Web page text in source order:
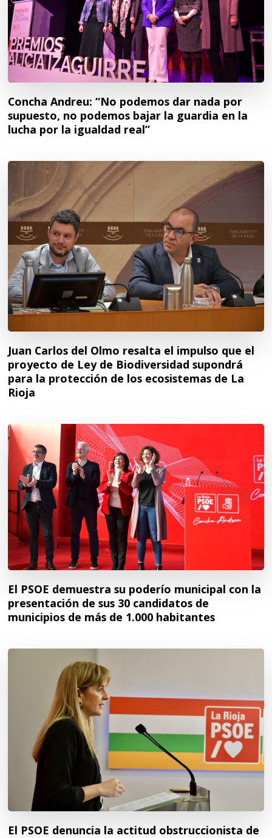
Concha Andreu: “No podemos dar nada por
supuesto, no podemos bajar la guardia en la
lucha por la igualdad real”
Juan Carlos del Olmo resalta el impulso que el
proyecto de Ley de Biodiversidad supondrá
para la protección de los ecosistemas de La
Rioja
El PSOE demuestra su poderío municipal con la
presentación de sus 30 candidatos de
municipios de más de 1.000 habitantes
El PSOE denuncia la actitud obstruccionista de